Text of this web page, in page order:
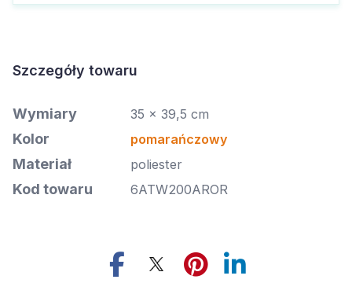
Szczegóły towaru
Wymiary 35 x 39,5 cm
Kolor pomarańczowy
Materiał poliester
Kod towaru 6ATW200AROR